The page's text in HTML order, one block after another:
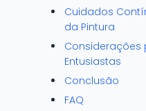
Cuidados
da Pintura
Considerações
Entusiastas
Conclusão
FAQ